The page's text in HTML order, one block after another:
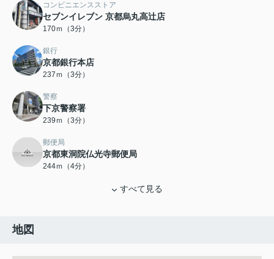
コンビニエンスストア
セブンイレブン 京都烏丸高辻店
170ｍ（3分）
銀行
京都銀行本店
237ｍ（3分）
警察
下京警察署
239ｍ（3分）
郵便局
京都東洞院仏光寺郵便局
244ｍ（4分）
すべて見る
地図